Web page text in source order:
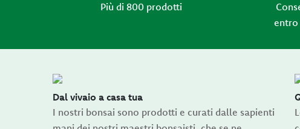
Più di 800 prodotti
entro
Dal vivaio a casa tua
I nostri bonsai sono prodotti e curati dalle sapienti